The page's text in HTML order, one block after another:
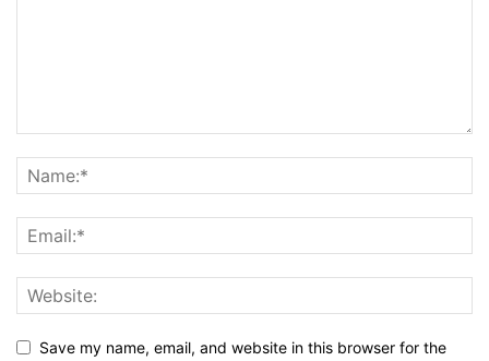
Save my name, email, and website in this browser for the